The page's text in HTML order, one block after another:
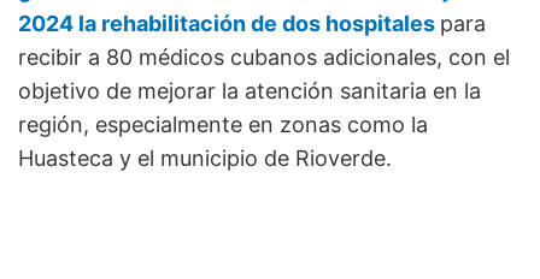
2024 la rehabilitación de dos hospitales para
recibir a 80 médicos cubanos adicionales, con el
objetivo de mejorar la atención sanitaria en la
región, especialmente en zonas como la
Huasteca y el municipio de Rioverde.